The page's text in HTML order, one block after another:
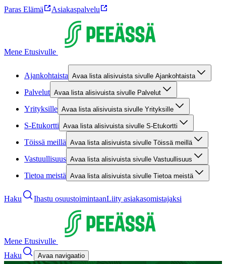
Paras Elämä Asiakaspalvelu
Mene Etusivulle
Ajankohtaista Avaa lista alisivuista sivulle Ajankohtaista
Palvelut Avaa lista alisivuista sivulle Palvelut
Yrityksille Avaa lista alisivuista sivulle Yrityksille
S-Etukortti Avaa lista alisivuista sivulle S-Etukortti
Töissä meillä Avaa lista alisivuista sivulle Töissä meillä
Vastuullisuus Avaa lista alisivuista sivulle Vastuullisuus
Tietoa meistä Avaa lista alisivuista sivulle Tietoa meistä
Haku Ihastu osuustoimintaanLiity asiakasomistajaksi
Mene Etusivulle
Haku
Avaa navigaatio